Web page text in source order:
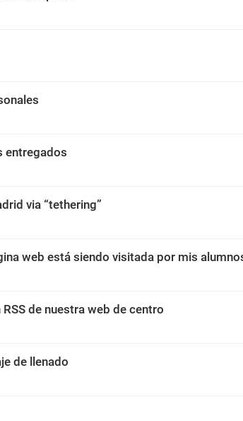
entregados
via “tethering”
web está siendo visitada por mis
de nuestra web de centro
de llenado